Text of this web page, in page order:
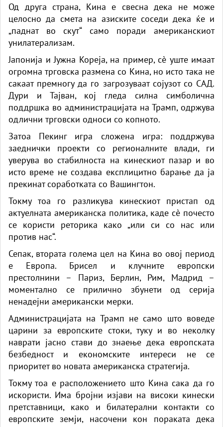
Од друга страна, Кина е свесна дека не може
целосно да смета на азиските соседи дека ќе и
„паднат во скут“ само поради американскиот
унилатерализам.
Јапонија и Јужна Кореја, на пример, сè уште имаат
огромна трговска размена со Кина, но исто така не
сакаат премногу да го загрозуваат сојузот со САД.
Дури и Тајван, кој гледа силна симболична
поддршка во администрацијата на Трамп, одржува
одлични трговски односи со копното.
Затоа Пекинг игра сложена игра: поддржува
заеднички проекти со регионалните влади, ги
уверува во стабилноста на кинескиот пазар и во
исто време не создава експлицитно барање да ја
прекинат соработката со Вашингтон.
Токму тоа го разликува кинескиот пристап од
актуелната американска политика, каде сè почесто
се користи реторика како „или си со нас или
против нас“.
Сепак, втората голема цел на Кина во овој период
е Европа. Брисел и клучните европски
престолнини – Париз, Берлин, Рим, Мадрид –
моментално се прилично збунети од серија
ненадејни американски мерки.
Администрацијата на Трамп не само што воведе
царини за европските стоки, туку и во неколку
наврати јасно стави до знаење дека европската
безбедност и економските интереси не се
приоритет во новата американска стратегија.
Токму тоа е расположението што Кина сака да го
искористи. Има бројни изјави на високи кинески
претставници, како и билатерални контакти со
европските земји, насочени кон пораката дека